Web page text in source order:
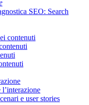
SEO: Search
contenuti
e user stories